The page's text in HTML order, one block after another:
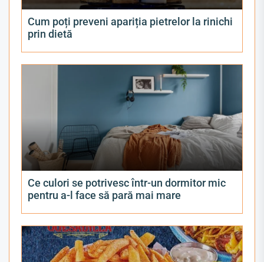
Cum poți preveni apariția pietrelor la rinichi
prin dietă
Ce culori se potrivesc într-un dormitor mic
pentru a-l face să pară mai mare